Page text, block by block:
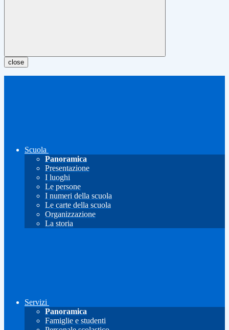
close
Scuola
Panoramica
Presentazione
I luoghi
Le persone
I numeri della scuola
Le carte della scuola
Organizzazione
La storia
Servizi
Panoramica
Famiglie e studenti